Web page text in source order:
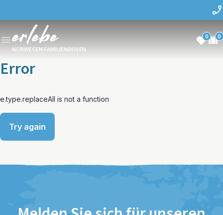
NORWEGEN FAMILIENREISEN
0 0
Error
e.type.replaceAll is not a function
Try again